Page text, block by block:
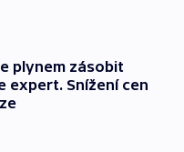
plynem zásobit
expert. Snížení cen